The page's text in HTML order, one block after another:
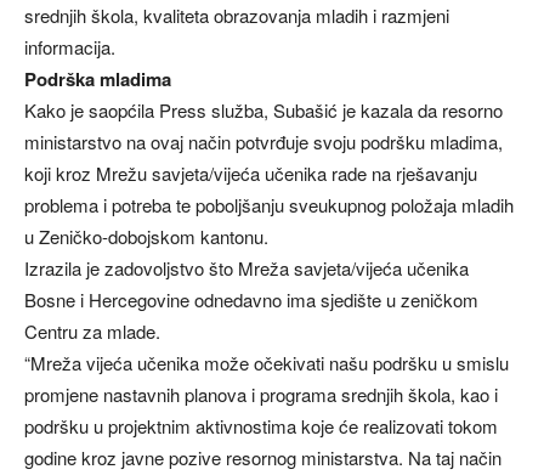
srednjih škola, kvaliteta obrazovanja mladih i razmjeni
informacija.
Podrška mladima
Kako je saopćila Press služba, Subašić je kazala da resorno
ministarstvo na ovaj način potvrđuje svoju podršku mladima,
koji kroz Mrežu savjeta/vijeća učenika rade na rješavanju
problema i potreba te poboljšanju sveukupnog položaja mladih
u Zeničko-dobojskom kantonu.
Izrazila je zadovoljstvo što Mreža savjeta/vijeća učenika
Bosne i Hercegovine odnedavno ima sjedište u zeničkom
Centru za mlade.
“Mreža vijeća učenika može očekivati našu podršku u smislu
promjene nastavnih planova i programa srednjih škola, kao i
podršku u projektnim aktivnostima koje će realizovati tokom
godine kroz javne pozive resornog ministarstva. Na taj način